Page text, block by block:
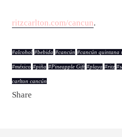
ritzcarlton.com/cancun.
#alcohol #bebida #cancún #cancún quintana
#méxico #piña #Pineapple Gift #playa #ritz #
carlton cancún
Share